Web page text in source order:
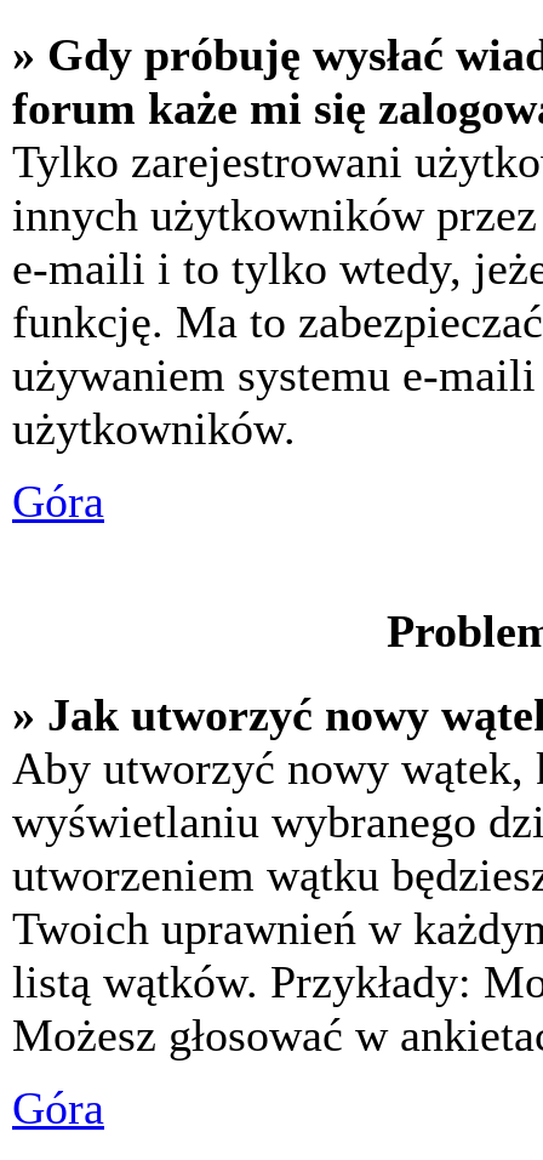
» Gdy próbuję wysłać
forum każe mi się
Tylko zarejestrowani
innych użytkowników
e-maili i to tylko wtedy,
funkcję. Ma to
używaniem systemu e-
użytkowników.
Góra
» Jak utworzyć nowy
Aby utworzyć nowy
wyświetlaniu wybranego
utworzeniem wątku
Twoich uprawnień w
listą wątków. Przykłady:
Możesz głosować w
Góra